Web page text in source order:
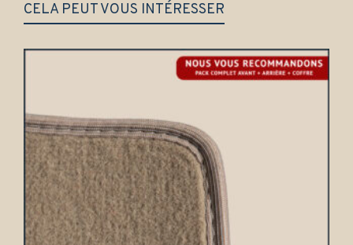
CELA PEUT VOUS INTÉRESSER